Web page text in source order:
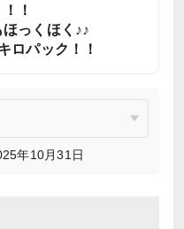
！
っくほく♪♪
ロパック！！
年10月31日